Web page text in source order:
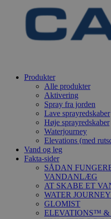
Produkter
Alle produkter
Aktivering
Spray fra jorden
Lave sprayredskaber
Høje sprayredskaber
Waterjourney
Elevations (med
Vand og leg
Fakta-sider
SÅDAN
VANDANLÆG
AT SKABE ET
WATER
GLOMIST
ELEVATIONS™